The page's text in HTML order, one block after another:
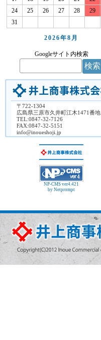
24
25 26 27 28 29
31
2026年8月
Googleサイト内検索
〒722-1304
広島県三原市久井町江木1471番地
TEL:0847-32-7126
FAX:0847-32-5151
info@inoueshoji.jp
NP-CMS ver4.421
by Netprompt